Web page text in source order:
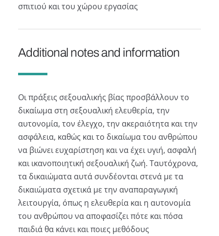
σπιτιού και του χώρου εργασίας
Additional notes and information
Οι πράξεις σεξουαλικής βίας προσβάλλουν το
δικαίωμα στη σεξουαλική ελευθερία, την
αυτονομία, τον έλεγχο, την ακεραιότητα και την
ασφάλεια, καθώς και το δικαίωμα του ανθρώπου
να βιώνει ευχαρίστηση και να έχει υγιή, ασφαλή
και ικανοποιητική σεξουαλική ζωή. Ταυτόχρονα,
τα δικαιώματα αυτά συνδέονται στενά με τα
δικαιώματα σχετικά με την αναπαραγωγική
λειτουργία, όπως η ελευθερία και η αυτονομία
του ανθρώπου να αποφασίζει πότε και πόσα
παιδιά θα κάνει και ποιες μεθόδους